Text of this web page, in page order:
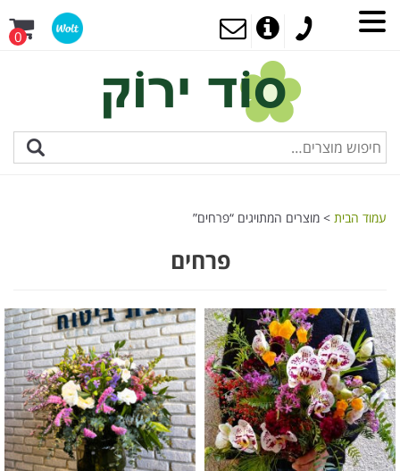
0
עמוד הבית > מוצרים המתויגים “פרחים”
פרחים